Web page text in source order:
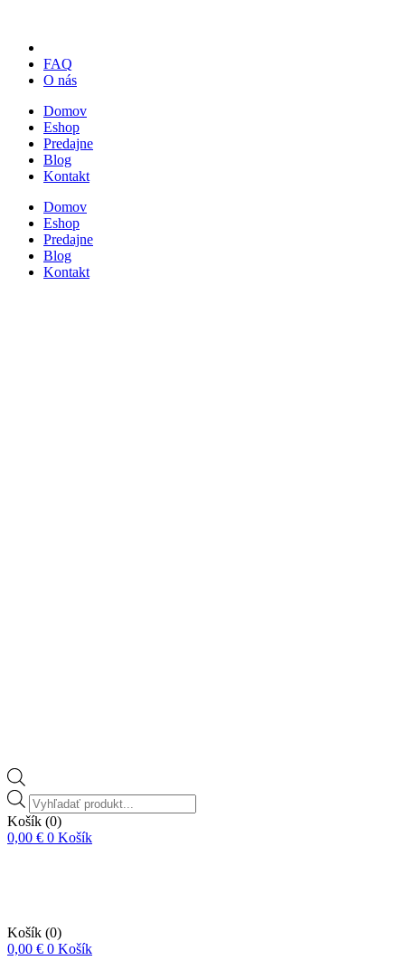
FAQ
O nás
Domov
Eshop
Predajne
Blog
Kontakt
Domov
Eshop
Predajne
Blog
Kontakt
Vyhľadávanie
produktov
Košík (0)
0,00 € 0 Košík
Košík (0)
0,00 € 0 Košík